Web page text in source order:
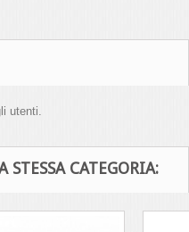
utenti.
CATEGORIA: